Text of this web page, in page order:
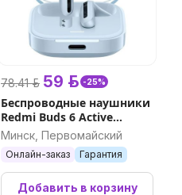
78.41 р. 59 р. -25%
Беспроводные наушники
Redmi Buds 6 Active
(голубой)
Минск, Первомайский
Онлайн-заказ Гарантия
Добавить в корзину